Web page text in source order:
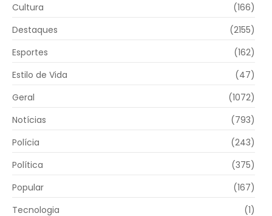
Cultura
(166)
Destaques
(2155)
Esportes
(162)
Estilo de Vida
(47)
Geral
(1072)
Notícias
(793)
Polícia
(243)
Política
(375)
Popular
(167)
Tecnologia
(1)